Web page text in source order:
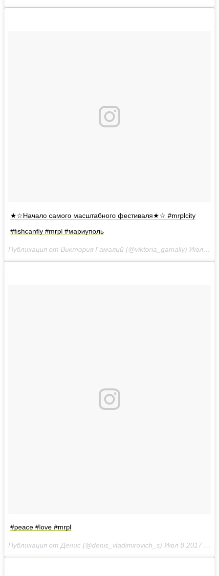
★☆Начало самого масштабного фестиваля★☆ #mrplcity
#fishcanfly #mrpl #мариуполь
Публикация от Виктория Гамалий (@viktoria_gamaliy) Июл 8 2017 в 4:05 PDT
#peace #love #mrpl
Публикация от Денис (@denis_vladimirovich_s) Июл 8 2017 в 12:35 PDT